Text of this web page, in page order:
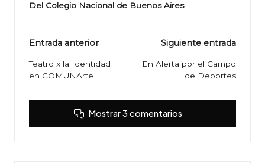
Del Colegio Nacional de Buenos Aires
Navegación
de
entradas
Entrada anterior
Teatro x la Identidad
en COMUNArte
Siguiente entrada
En Alerta por el Campo
de Deportes
Mostrar 3 comentarios